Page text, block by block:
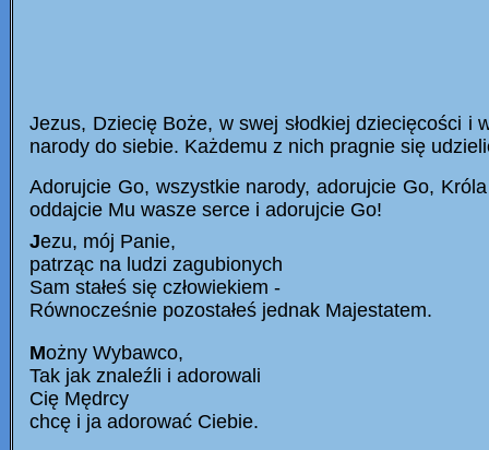
Jezus, Dziecię Boże, w swej słodkiej dziecięcości i
narody do siebie. Każdemu z nich pragnie się
Adorujcie Go, wszystkie narody, adorujcie Go,
oddajcie Mu wasze serce i adorujcie Go!
Jezu, mój Panie,
patrząc na ludzi zagubionych
Sam stałeś się człowiekiem -
Równocześnie pozostałeś jednak Majestatem.
Możny Wybawco,
Tak jak znaleźli i adorowali
Cię Mędrcy
chcę i ja adorować Ciebie.